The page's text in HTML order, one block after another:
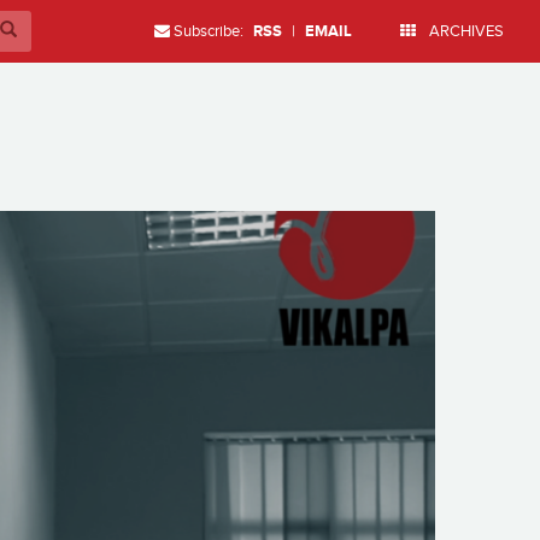
Subscribe: RSS | EMAIL ARCHIVES